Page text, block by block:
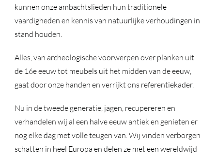
kunnen onze ambachtslieden hun traditionele
vaardigheden en kennis van natuurlijke verhoudingen in
stand houden.
Alles, van archeologische voorwerpen over planken uit
de 16e eeuw tot meubels uit het midden van de eeuw,
gaat door onze handen en verrijkt ons referentiekader.
Nu in de tweede generatie, jagen, recupereren en
verhandelen wij al een halve eeuw antiek en genieten er
nog elke dag met volle teugen van. Wij vinden verborgen
schatten in heel Europa en delen ze met een wereldwijd